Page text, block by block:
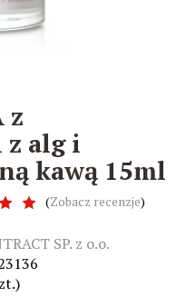
z
alg i
kawą 15ml
(Zobacz recenzje)
SP. z o.o.